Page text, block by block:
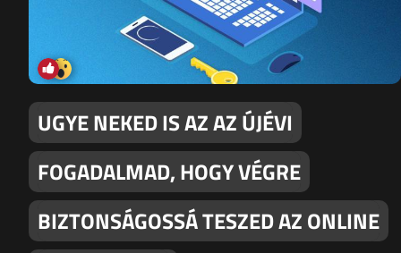
UGYE NEKED IS AZ AZ ÚJÉVI
FOGADALMAD, HOGY VÉGRE
BIZTONSÁGOSSÁ TESZED AZ ONLINE